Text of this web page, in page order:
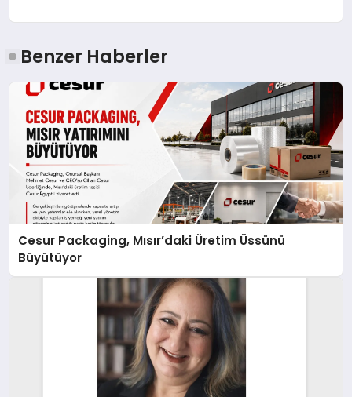
Benzer Haberler
Cesur Packaging, Mısır’daki Üretim Üssünü
Büyütüyor